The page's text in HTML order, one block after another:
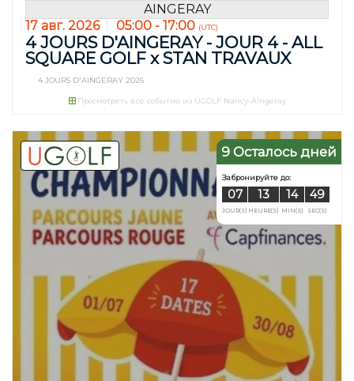
AINGERAY
17 авг. 2026
05:00 - 17:00 (UTC)
4 JOURS D'AINGERAY - JOUR 4 - ALL
SQUARE GOLF x STAN TRAVAUX
4 JOURS D'AINGERAY 2026
Просмотреть все события из UGOLF Nancy-Aingeray
9 Осталось дней